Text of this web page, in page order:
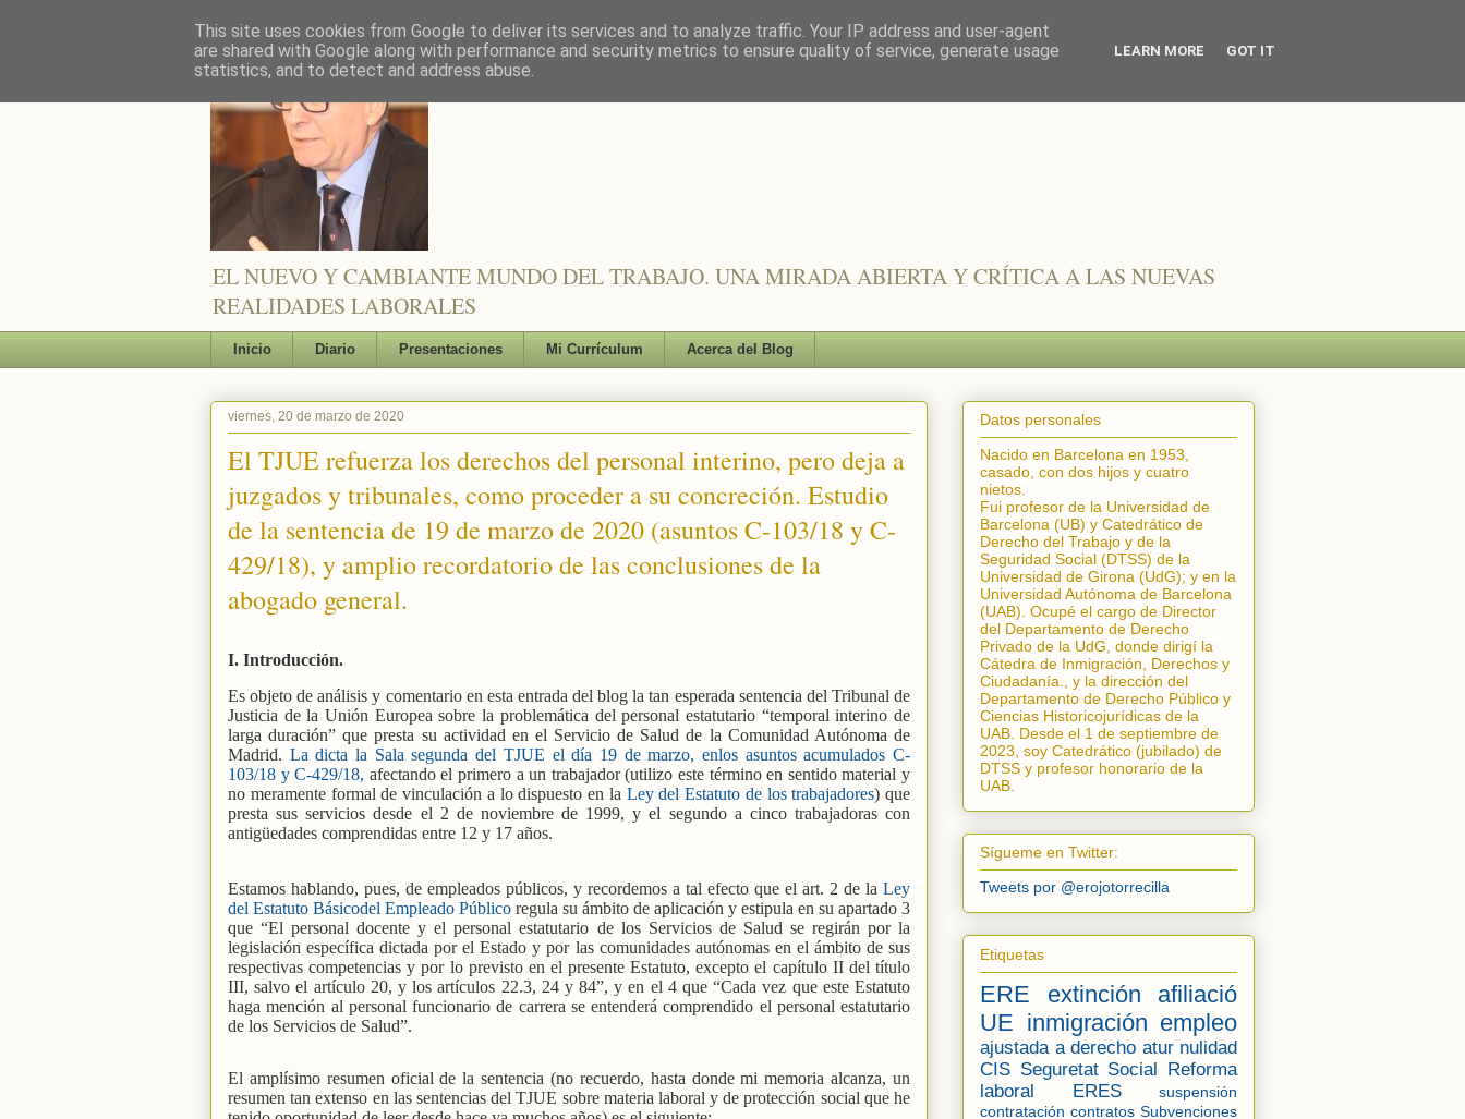
EL NUEVO Y CAMBIANTE MUNDO DEL TRABAJO. UNA MIRADA ABIERTA Y CRÍTICA A LAS NUEVAS
REALIDADES LABORALES
Inicio Diario Presentaciones Mi Currículum Acerca del Blog
viernes, 20 de marzo de 2020
El TJUE refuerza los derechos del personal interino, pero deja a
juzgados y tribunales, como proceder a su concreción. Estudio
de la sentencia de 19 de marzo de 2020 (asuntos C-103/18 y C-
429/18), y amplio recordatorio de las conclusiones de la
abogado general.
I. Introducción.
Es objeto de análisis y comentario en esta entrada del blog la tan esperada sentencia del Tribunal de
Justicia de la Unión Europea sobre la problemática del personal estatutario “temporal interino de
larga duración” que presta su actividad en el Servicio de Salud de la Comunidad Autónoma de
Madrid. La dicta la Sala segunda del TJUE el día 19 de marzo, enlos asuntos acumulados C-
103/18 y C-429/18, afectando el primero a un trabajador (utilizo este término en sentido material y
no meramente formal de vinculación a lo dispuesto en la Ley del Estatuto de los trabajadores) que
presta sus servicios desde el 2 de noviembre de 1999, y el segundo a cinco trabajadoras con
antigüedades comprendidas entre 12 y 17 años.
Estamos hablando, pues, de empleados públicos, y recordemos a tal efecto que el art. 2 de la Ley
del Estatuto Básicodel Empleado Público regula su ámbito de aplicación y estipula en su apartado 3
que “El personal docente y el personal estatutario de los Servicios de Salud se regirán por la
legislación específica dictada por el Estado y por las comunidades autónomas en el ámbito de sus
respectivas competencias y por lo previsto en el presente Estatuto, excepto el capítulo II del título
III, salvo el artículo 20, y los artículos 22.3, 24 y 84”, y en el 4 que “Cada vez que este Estatuto
haga mención al personal funcionario de carrera se entenderá comprendido el personal estatutario
de los Servicios de Salud”.
El amplísimo resumen oficial de la sentencia (no recuerdo, hasta donde mi memoria alcanza, un
resumen tan extenso en las sentencias del TJUE sobre materia laboral y de protección social que he
Datos personales
Nacido en Barcelona en 1953,
casado, con dos hijos y cuatro
nietos.
Fui profesor de la Universidad de
Barcelona (UB) y Catedrático de
Derecho del Trabajo y de la
Seguridad Social (DTSS) de la
Universidad de Girona (UdG); y en la
Universidad Autónoma de Barcelona
(UAB). Ocupé el cargo de Director
del Departamento de Derecho
Privado de la UdG, donde dirigí la
Cátedra de Inmigración, Derechos y
Ciudadanía.
, y la dirección del
Departamento de Derecho Público y
Ciencias Historicojurídicas de la
UAB. Desde el 1 de septiembre de
2023, soy Catedrático (jubilado) de
DTSS y profesor honorario de la
UAB.
Sígueme en Twitter:
Tweets por @erojotorrecilla
Etiquetas
ERE extinción
afiliació
UE inmigración empleo
ajustada a derecho atur nulidad
CIS Seguretat Social Reforma
laboral
ERES
suspensión
contratación contratos Subvenciones
This site uses cookies from Google to deliver its services and to analyze traffic. Your IP address and user-agent
are shared with Google along with performance and security metrics to ensure quality of service, generate usage
statistics, and to detect and address abuse.
LEARN MORE GOT IT